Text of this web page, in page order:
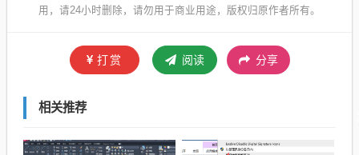
用，请24小时删除，请勿用于商业用途，版权归原作者所有。
打赏 阅读 分享
相关推荐